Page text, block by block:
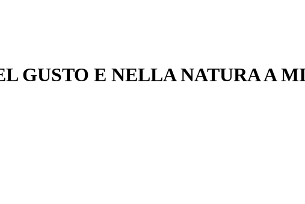
GUSTO E NELLA NATURA A